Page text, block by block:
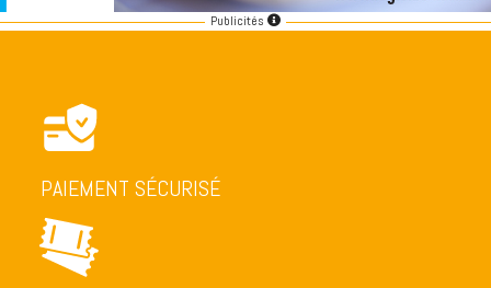
Publicités
PAIEMENT SÉCURISÉ